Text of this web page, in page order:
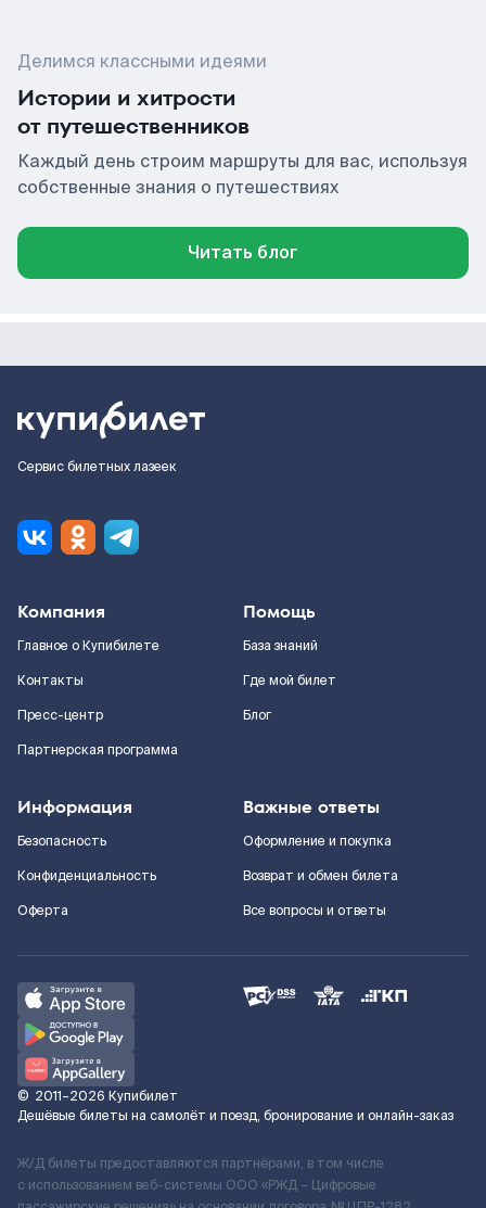
Делимся классными идеями
Истории и хитрости
от путешественников
Каждый день строим маршруты для вас, используя
собственные знания о путешествиях
Читать блог
Сервис билетных лазеек
Компания
Главное о Купибилете
Контакты
Пресс-центр
Партнерская программа
Помощь
База знаний
Где мой билет
Блог
Информация
Безопасность
Конфиденциальность
Оферта
Важные ответы
Оформление и покупка
Возврат и обмен билета
Все вопросы и ответы
© 2011–2026 Купибилет
Дешёвые билеты на самолёт и поезд, бронирование и онлайн-заказ
Ж/Д билеты предоставляются партнёрами, в том числе
с использованием веб-системы ООО «РЖД – Цифровые